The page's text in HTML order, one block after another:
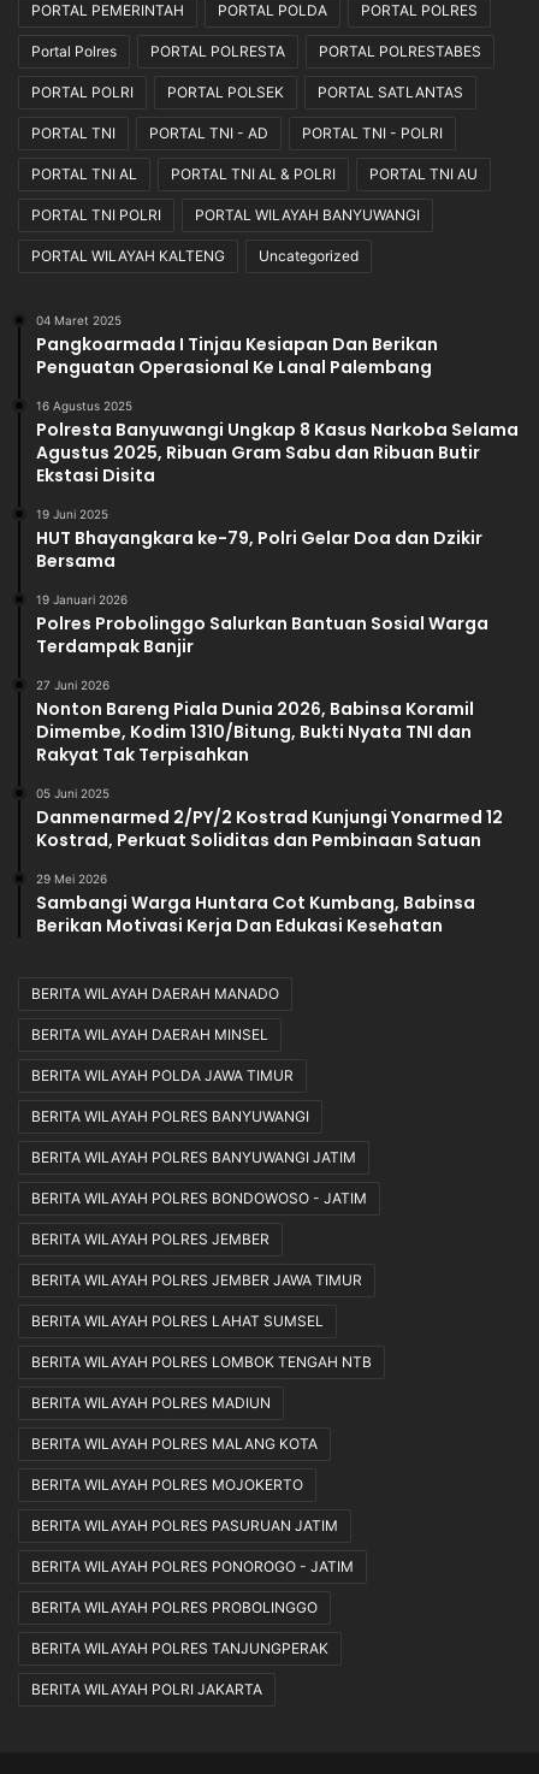
PORTAL PEMERINTAH PORTAL POLDA PORTAL POLRES
Portal Polres PORTAL POLRESTA PORTAL POLRESTABES
PORTAL POLRI PORTAL POLSEK PORTAL SATLANTAS
PORTAL TNI PORTAL TNI - AD PORTAL TNI - POLRI
PORTAL TNI AL PORTAL TNI AL & POLRI PORTAL TNI AU
PORTAL TNI POLRI PORTAL WILAYAH BANYUWANGI
PORTAL WILAYAH KALTENG Uncategorized
04 Maret 2025
Pangkoarmada I Tinjau Kesiapan Dan Berikan
Penguatan Operasional Ke Lanal Palembang
16 Agustus 2025
Polresta Banyuwangi Ungkap 8 Kasus Narkoba Selama
Agustus 2025, Ribuan Gram Sabu dan Ribuan Butir
Ekstasi Disita
19 Juni 2025
HUT Bhayangkara ke-79, Polri Gelar Doa dan Dzikir
Bersama
19 Januari 2026
Polres Probolinggo Salurkan Bantuan Sosial Warga
Terdampak Banjir
27 Juni 2026
Nonton Bareng Piala Dunia 2026, Babinsa Koramil
Dimembe, Kodim 1310/Bitung, Bukti Nyata TNI dan
Rakyat Tak Terpisahkan
05 Juni 2025
Danmenarmed 2/PY/2 Kostrad Kunjungi Yonarmed 12
Kostrad, Perkuat Soliditas dan Pembinaan Satuan
29 Mei 2026
Sambangi Warga Huntara Cot Kumbang, Babinsa
Berikan Motivasi Kerja Dan Edukasi Kesehatan
BERITA WILAYAH DAERAH MANADO
BERITA WILAYAH DAERAH MINSEL
BERITA WILAYAH POLDA JAWA TIMUR
BERITA WILAYAH POLRES BANYUWANGI
BERITA WILAYAH POLRES BANYUWANGI JATIM
BERITA WILAYAH POLRES BONDOWOSO - JATIM
BERITA WILAYAH POLRES JEMBER
BERITA WILAYAH POLRES JEMBER JAWA TIMUR
BERITA WILAYAH POLRES LAHAT SUMSEL
BERITA WILAYAH POLRES LOMBOK TENGAH NTB
BERITA WILAYAH POLRES MADIUN
BERITA WILAYAH POLRES MALANG KOTA
BERITA WILAYAH POLRES MOJOKERTO
BERITA WILAYAH POLRES PASURUAN JATIM
BERITA WILAYAH POLRES PONOROGO - JATIM
BERITA WILAYAH POLRES PROBOLINGGO
BERITA WILAYAH POLRES TANJUNGPERAK
BERITA WILAYAH POLRI JAKARTA